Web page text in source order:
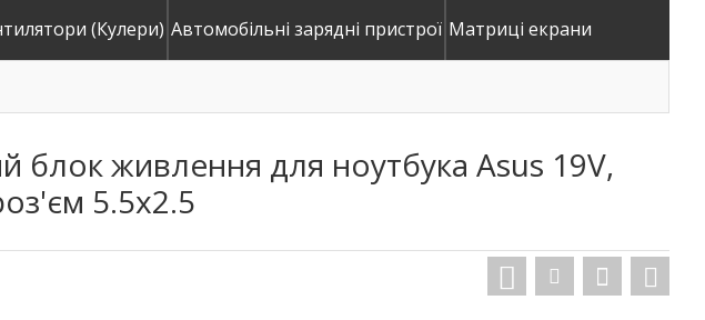
(Кулери) Автомобільні зарядні пристрої Матриці екрани
блок живлення для ноутбука Asus 19V,
5.5x2.5